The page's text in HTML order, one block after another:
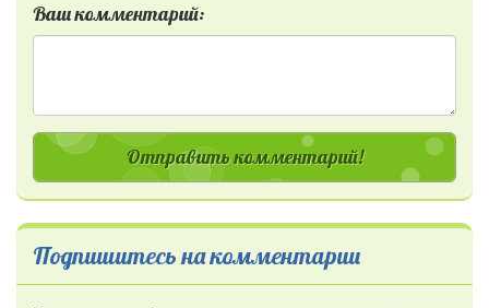
Ваш комментарий:
Отправить комментарий!
Подпишитесь на комментарии